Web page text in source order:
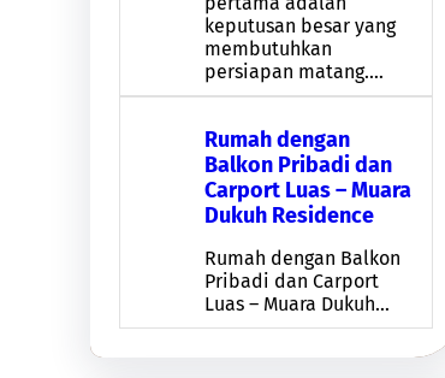
keputusan besar yang
membutuhkan
persiapan matang.…
Rumah dengan
Balkon Pribadi dan
Carport Luas – Muara
Dukuh Residence
Rumah dengan Balkon
Pribadi dan Carport
Luas – Muara Dukuh…